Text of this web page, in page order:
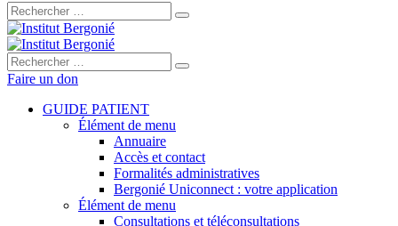
Rechercher :
Rechercher :
Faire un don
GUIDE PATIENT
Élément de menu
Annuaire
Accès et contact
Formalités administratives
Bergonié Uniconnect : votre application
Élément de menu
Consultations et téléconsultations